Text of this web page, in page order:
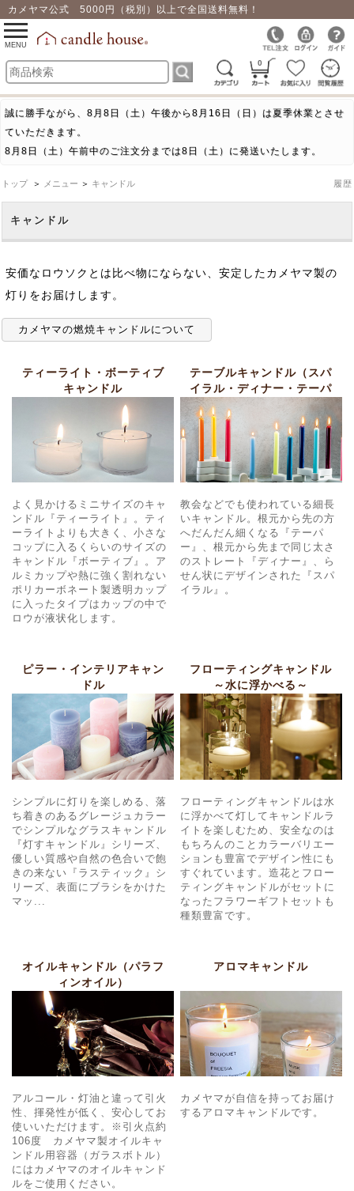
カメヤマ公式 5000円（税別）以上で全国送料無料！
0
toggle
navigation
MENU
誠に勝手ながら、8月8日（土）午後から8月16日（日）は夏季休業とさせ
ていただきます。
8月8日（土）午前中のご注文分までは8日（土）に発送いたします。
トップ ＞ メニュー ＞ キャンドル 履歴
キャンドル
安価なロウソクとは比べ物にならない、安定したカメヤマ製の
灯りをお届けします。
カメヤマの燃焼キャンドルについて
ティーライト・ボーティブ
キャンドル
よく見かけるミニサイズのキャ
ンドル『ティーライト』。ティ
ーライトよりも大きく、小さな
コップに入るくらいのサイズの
キャンドル『ボーティブ』。ア
ルミカップや熱に強く割れない
ポリカーボネート製透明カップ
に入ったタイプはカップの中で
ロウが液状化します。
テーブルキャンドル（スパ
イラル・ディナー・テーパ
教会などでも使われている細長
いキャンドル。根元から先の方
へだんだん細くなる『テーパ
ー』、根元から先まで同じ太さ
のストレート『ディナー』、ら
せん状にデザインされた『スパ
イラル』。
ピラー・インテリアキャン
ドル
シンプルに灯りを楽しめる、落
ち着きのあるグレージュカラー
でシンプルなグラスキャンドル
『灯すキャンドル』シリーズ、
優しい質感や自然の色合いで飽
きの来ない『ラスティック』シ
リーズ、表面にブラシをかけた
マッ...
フローティングキャンドル
～水に浮かべる～
フローティングキャンドルは水
に浮かべて灯してキャンドルラ
イトを楽しむため、安全なのは
もちろんのことカラーバリエー
ションも豊富でデザイン性にも
すぐれています。造花とフロー
ティングキャンドルがセットに
なったフラワーギフトセットも
種類豊富です。
オイルキャンドル（パラフ
ィンオイル）
アルコール・灯油と違って引火
性、揮発性が低く、安心してお
使いいただけます。※引火点約
106度 カメヤマ製オイルキャ
ンドル用容器（ガラスボトル）
にはカメヤマのオイルキャンド
ルをご使用ください。
アロマキャンドル
カメヤマが自信を持ってお届け
するアロマキャンドルです。